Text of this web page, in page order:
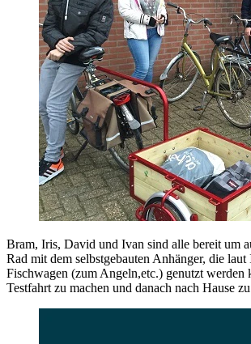
Bram, Iris, David und Ivan sind alle bereit um
Rad mit dem selbstgebauten Anhänger, die laut
Fischwagen (zum Angeln,etc.) genutzt werden
Testfahrt zu machen und danach nach Hause